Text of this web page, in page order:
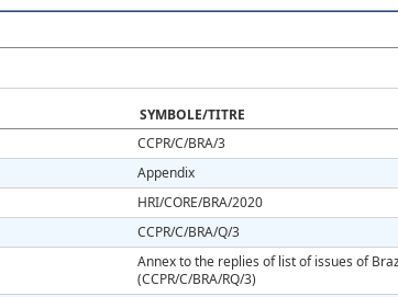
SYMBOLE/TITRE
CCPR/C/BRA/3
Appendix
HRI/CORE/BRA/2020
CCPR/C/BRA/Q/3
Annex to the replies of list of issues of
(CCPR/C/BRA/RQ/3)